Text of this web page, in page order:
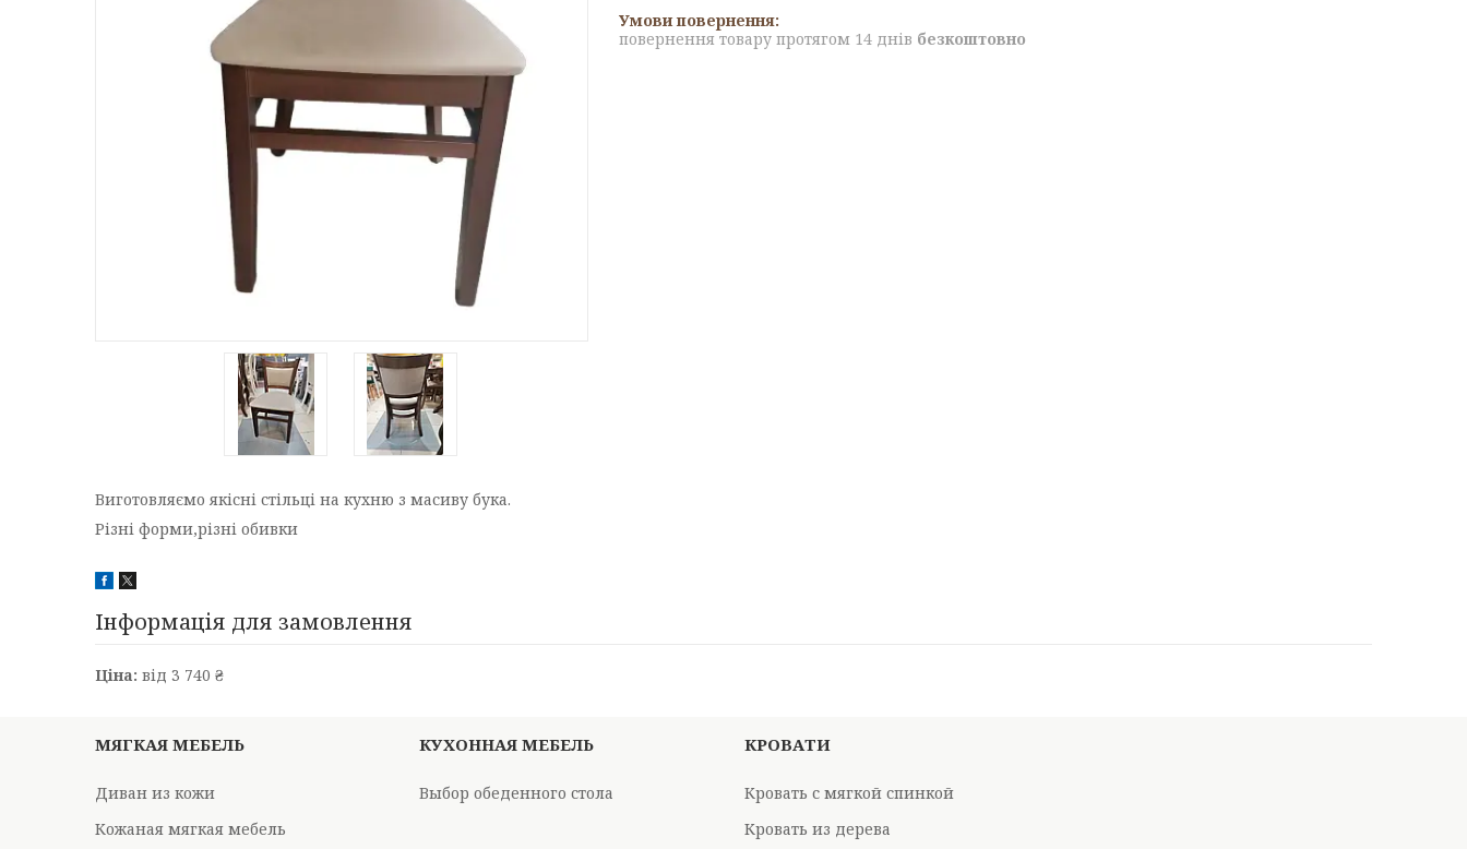
повернення товару протягом 14 днів безкоштовно
Виготовляємо якісні стільці на кухню з масиву бука.
Різні форми,різні обивки
Інформація для замовлення
Ціна: від 3 740 ₴
МЯГКАЯ МЕБЕЛЬ
Диван из кожи
Кожаная мягкая мебель
КУХОННАЯ МЕБЕЛЬ
Выбор обеденного стола
КРОВАТИ
Кровать с мягкой спинкой
Кровать из дерева